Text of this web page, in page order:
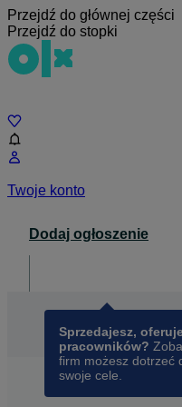
Przejdź do głównej części
Przejdź do stopki
Twoje konto
Dodaj ogłoszenie
Sprzedajesz,
pracowników?
firm możesz dotrzeć
swoje cele.